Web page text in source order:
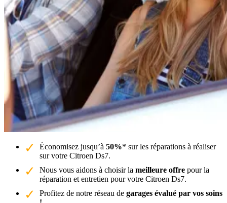
Économisez jusqu’à 50%* sur les réparations à réaliser
sur votre Citroen Ds7.
Nous vous aidons à choisir la meilleure offre pour la
réparation et entretien pour votre Citroen Ds7.
Profitez de notre réseau de garages évalué par vos soins